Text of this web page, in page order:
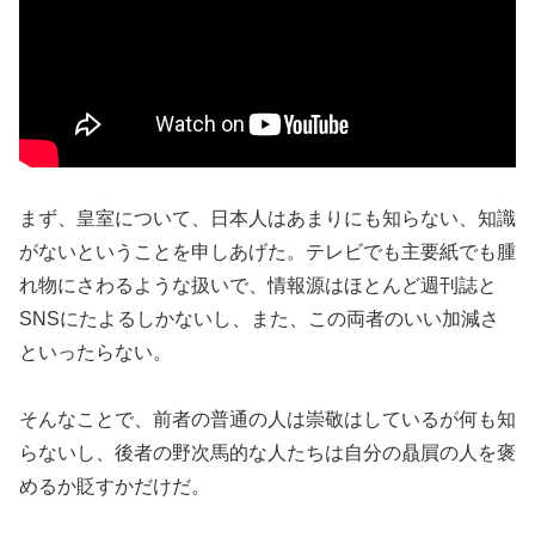
まず、皇室について、日本人はあまりにも知らない、知識
がないということを申しあげた。テレビでも主要紙でも腫
れ物にさわるような扱いで、情報源はほとんど週刊誌と
SNSにたよるしかないし、また、この両者のいい加減さ
といったらない。
そんなことで、前者の普通の人は崇敬はしているが何も知
らないし、後者の野次馬的な人たちは自分の贔屓の人を褒
めるか貶すかだけだ。